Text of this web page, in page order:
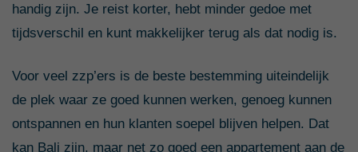
handig zijn. Je reist korter, hebt minder gedoe met
tijdsverschil en kunt makkelijker terug als dat nodig is.
Voor veel zzp’ers is de beste bestemming uiteindelijk
de plek waar ze goed kunnen werken, genoeg kunnen
ontspannen en hun klanten soepel blijven helpen. Dat
kan Bali zijn, maar net zo goed een appartement aan de